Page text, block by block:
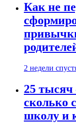
Как не
2 недели
25
сколько
школу и